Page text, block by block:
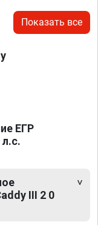
Показать все
ЕГР
III 2 0